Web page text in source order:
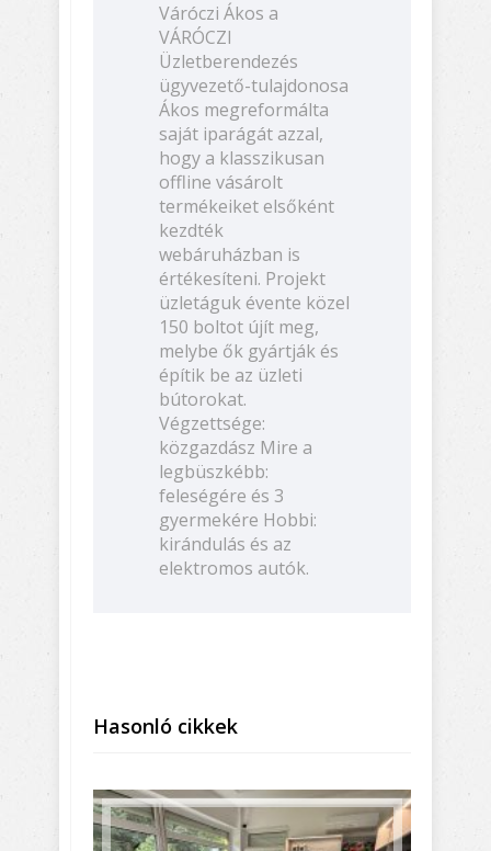
Váróczi Ákos a
VÁRÓCZI
Üzletberendezés
ügyvezető-tulajdonosa
Ákos megreformálta
saját iparágát azzal,
hogy a klasszikusan
offline vásárolt
termékeiket elsőként
kezdték
webáruházban is
értékesíteni. Projekt
üzletáguk évente közel
150 boltot újít meg,
melybe ők gyártják és
építik be az üzleti
bútorokat.
Végzettsége:
közgazdász Mire a
legbüszkébb:
feleségére és 3
gyermekére Hobbi:
kirándulás és az
elektromos autók.
Hasonló cikkek